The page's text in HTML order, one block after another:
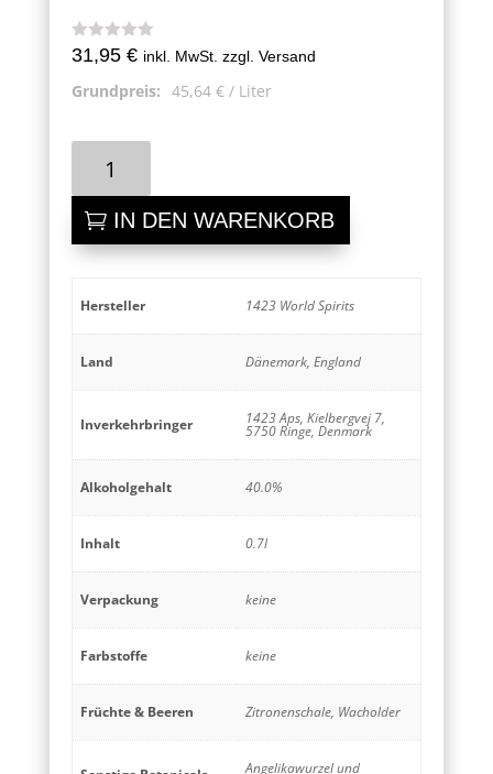
31,95 € inkl. MwSt. zzgl. Versand
Grundpreis: 45,64 €/ Liter
IN DEN WARENKORB
Hersteller 1423 World Spirits
Land Dänemark, England
Inverkehrbringer 1423 Aps, Kielbergvej 7,
5750 Ringe, Denmark
Alkoholgehalt 40.0%
Inhalt 0.7l
Verpackung keine
Farbstoffe keine
Früchte & Beeren Zitronenschale, Wacholder
Angelikawurzel und